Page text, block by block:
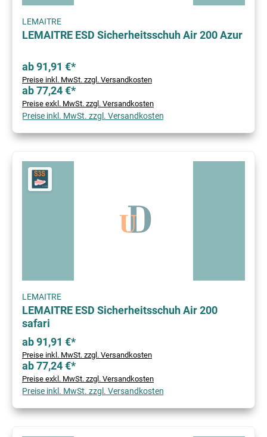
LEMAITRE
LEMAITRE ESD Sicherheitsschuh Air 200 Azur
ab 91,91 €*
Preise inkl. MwSt. zzgl. Versandkosten
ab 77,24 €*
Preise exkl. MwSt. zzgl. Versandkosten
Preise inkl. MwSt. zzgl. Versandkosten
LEMAITRE
LEMAITRE ESD Sicherheitsschuh Air 200
safari
ab 91,91 €*
Preise inkl. MwSt. zzgl. Versandkosten
ab 77,24 €*
Preise exkl. MwSt. zzgl. Versandkosten
Preise inkl. MwSt. zzgl. Versandkosten